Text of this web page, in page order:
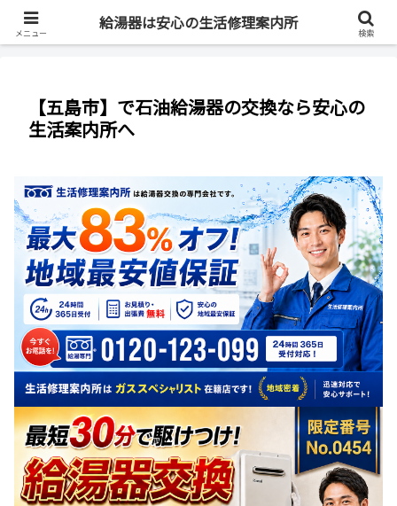
最短即日・全国対応・最大83%OFF
【五島市】で石油給湯器の交換なら安心の
生活案内所へ
メニュー
給湯器は安心の生活修理案内所
検索